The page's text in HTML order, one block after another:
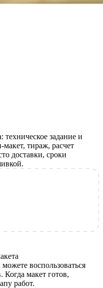
техническое задание и
макет, тираж, расчет
доставки, сроки
воспользоваться
макет готов,
работ.